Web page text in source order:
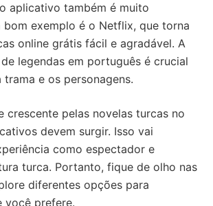
aplicativo também é muito
bom exemplo é o Netflix, que torna
online grátis fácil e agradável. A
legendas em português é crucial
trama e os personagens.
crescente pelas novelas turcas no
devem surgir. Isso vai
como espectador e
turca. Portanto, fique de olho nas
diferentes opções para
você prefere.